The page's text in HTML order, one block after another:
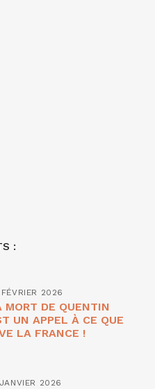
:
2026
MORT DE QUENTIN
UN APPEL À CE QUE
LA FRANCE !
2026